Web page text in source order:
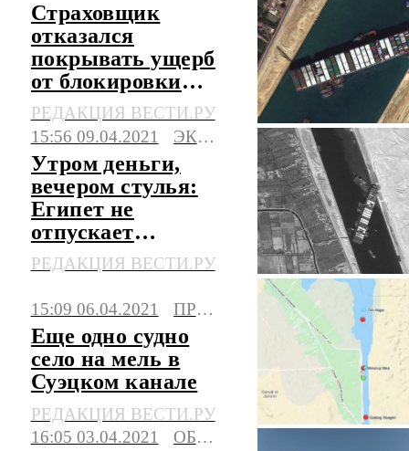
Страховщик
отказался
покрывать ущерб
от блокировки
Суэцкого канала
РЕДАКЦИЯ ВЕСТИ.РУ
15:56 09.04.2021
ЭКОНОМИКА
Утром деньги,
вечером стулья:
Египет не
отпускает
корабль,
блокировавший
Суэц
РЕДАКЦИЯ ВЕСТИ.РУ
15:09 06.04.2021 ПРОИСШЕСТВИЯ
Еще одно судно
село на мель в
Суэцком канале
РЕДАКЦИЯ ВЕСТИ.РУ
16:05 03.04.2021
ОБЩЕСТВО